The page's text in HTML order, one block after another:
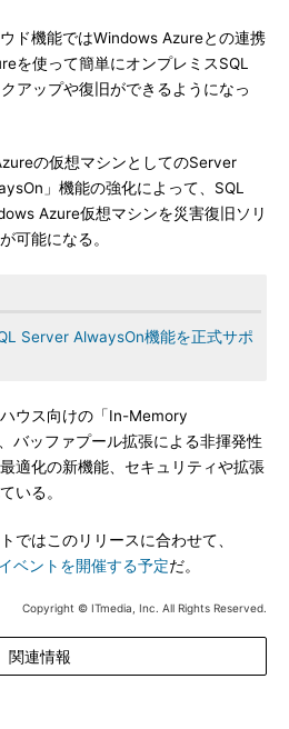
ド機能ではWindows Azureとの連携
を使って簡単にオンプレミスSQL
アップや復旧ができるようになっ
の仮想マシンとしてのServer
」機能の強化によって、SQL
Azure仮想マシンを災害復旧ソリ
可能になる。
Server AlwaysOn機能を正式サポ
ウス向けの「In-Memory
バッファプール拡張による非揮発性
適化の新機能、セキュリティや拡張
いる。
ではこのリリースに合わせて、
ベントを開催する予定だ。
Copyright © ITmedia, Inc. All Rights Reserved.
関連情報